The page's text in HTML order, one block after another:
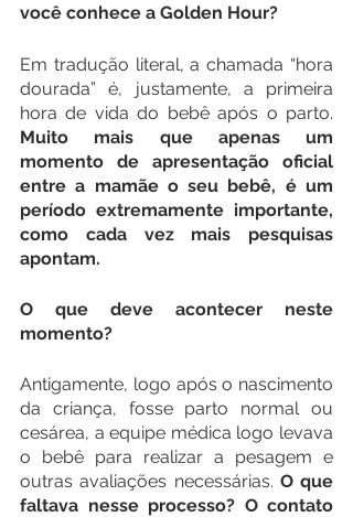
você conhece a Golden Hour?
Em tradução literal, a chamada “hora
dourada” é, justamente, a primeira
Muito mais que apenas um
momento de apresentação oficial
entre a mamãe o seu bebê, é um
período extremamente importante,
como cada vez mais pesquisas
apontam.
O que deve acontecer neste
momento?
Antigamente, logo após o nascimento
da criança, fosse parto normal ou
cesárea, a equipe médica logo levava
o bebê para realizar a pesagem e
outras avaliações necessárias. O que
faltava nesse processo? O contato